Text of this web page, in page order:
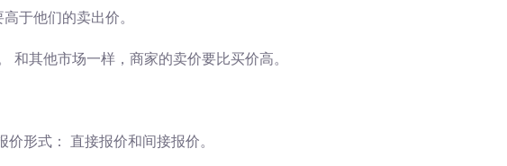
于他们的卖出价。
和其他市场一样，商家的卖价要比买价高。
价形式： 直接报价和间接报价。